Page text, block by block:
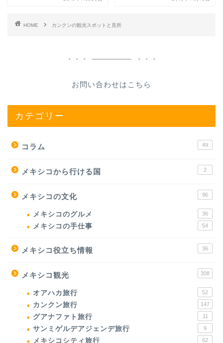
HOME カンクンの観光スポットと見所
お問い合わせはこちら
カテゴリー
コラム 49
メキシコから行ける国 2
メキシコの文化 96
メキシコのグルメ 36
メキシコの手仕事 54
メキシコ役立ち情報 36
メキシコ観光 308
オアハカ旅行 52
カンクン旅行 147
グアナファト旅行 11
サンミゲルデアジェンデ旅行 9
メキシコシティ旅行 62